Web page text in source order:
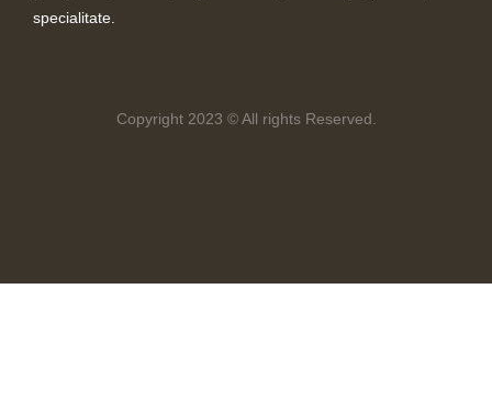
specialitate.
Copyright 2023 © All rights Reserved.